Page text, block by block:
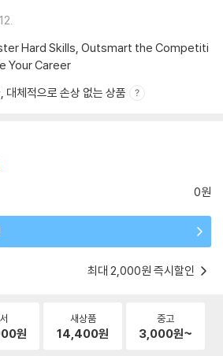
Hard Skills, Outsmart the Competiti
Your Career
대체적으로 손상 없는 상품
0원
최대 2,000원 즉시할인
원
새상품
14,400원
중고
3,000원~